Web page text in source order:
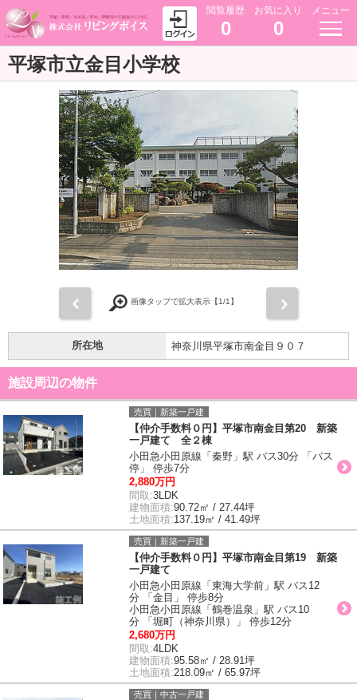
閲覧履歴
0
お気に入り
0
メニュー
平塚市立金目小学校
画像タップで拡大表示【1/1】
所在地 神奈川県平塚市南金目９０７
施設周辺の物件
売買｜新築一戸建
【仲介手数料０円】平塚市南金目第20 新築
一戸建て 全２棟
小田急小田原線「秦野」駅 バス30分 「バス
停」 停歩7分
2,880万円
間取:3LDK
建物面積:90.72㎡ / 27.44坪
土地面積:137.19㎡ / 41.49坪
売買｜新築一戸建
【仲介手数料０円】平塚市南金目第19 新築
一戸建て
小田急小田原線「東海大学前」駅 バス12
分 「金目」 停歩8分
小田急小田原線「鶴巻温泉」駅 バス10
分 「堀町（神奈川県）」 停歩12分
2,680万円
間取:4LDK
建物面積:95.58㎡ / 28.91坪
土地面積:218.09㎡ / 65.97坪
売買｜中古一戸建